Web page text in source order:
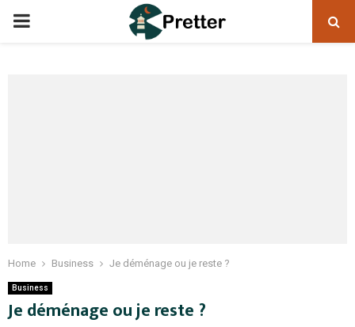
PRIMARY
Home Business Je déménage ou je reste ?
Business
Je déménage ou je reste ?